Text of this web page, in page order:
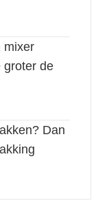
mixer
groter de
Dan